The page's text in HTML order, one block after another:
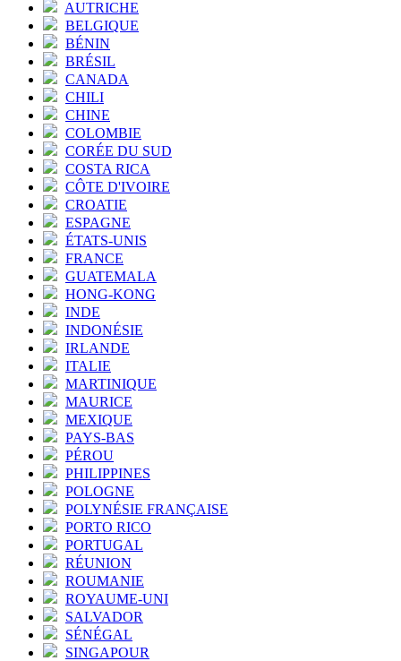
AUTRICHE
BELGIQUE
BÉNIN
BRÉSIL
CANADA
CHILI
CHINE
COLOMBIE
CORÉE DU SUD
COSTA RICA
CÔTE D'IVOIRE
CROATIE
ESPAGNE
ÉTATS-UNIS
FRANCE
GUATEMALA
HONG-KONG
INDE
INDONÉSIE
IRLANDE
ITALIE
MARTINIQUE
MAURICE
MEXIQUE
PAYS-BAS
PÉROU
PHILIPPINES
POLOGNE
POLYNÉSIE FRANÇAISE
PORTO RICO
PORTUGAL
RÉUNION
ROUMANIE
ROYAUME-UNI
SALVADOR
SÉNÉGAL
SINGAPOUR